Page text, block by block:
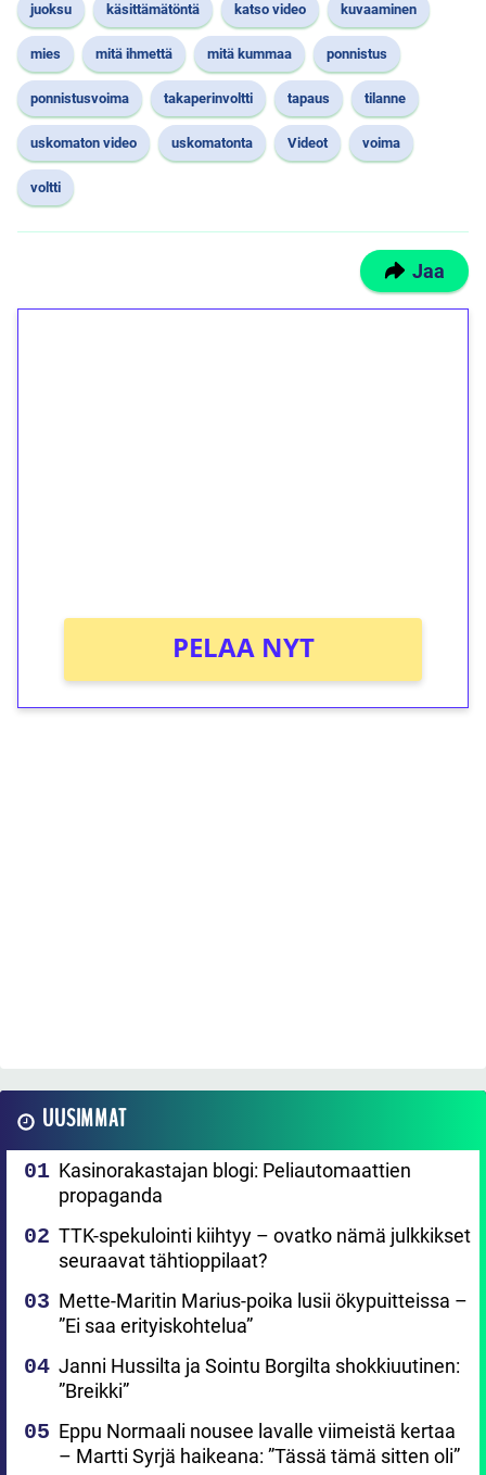
juoksu käsittämätöntä katso video kuvaaminen
mies mitä ihmettä mitä kummaa ponnistus
ponnistusvoima takaperinvoltti tapaus tilanne
uskomaton video uskomatonta Videot voima
voltti
Jaa
PELAA NYT
UUSIMMAT
Kasinorakastajan blogi: Peliautomaattien
propaganda
TTK-spekulointi kiihtyy – ovatko nämä julkkikset
seuraavat tähtioppilaat?
Mette-Maritin Marius-poika lusii ökypuitteissa –
”Ei saa erityiskohtelua”
Janni Hussilta ja Sointu Borgilta shokkiuutinen:
”Breikki”
Eppu Normaali nousee lavalle viimeistä kertaa
– Martti Syrjä haikeana: ”Tässä tämä sitten oli”